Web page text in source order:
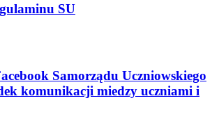
SU
Samorządu Uczniowskiego
komunikacji miedzy uczniami i